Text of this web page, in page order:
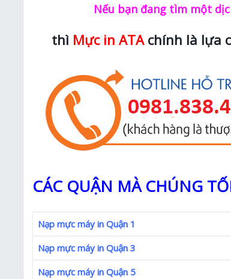
Nếu bạn đang tìm một
thì Mực in ATAchính là lựa
CÁC QUẬN MÀ CHÚNG
Nạp mực máy in Quận 1
Nạp mực máy in Quận 3
Nạp mực máy in Quận 5